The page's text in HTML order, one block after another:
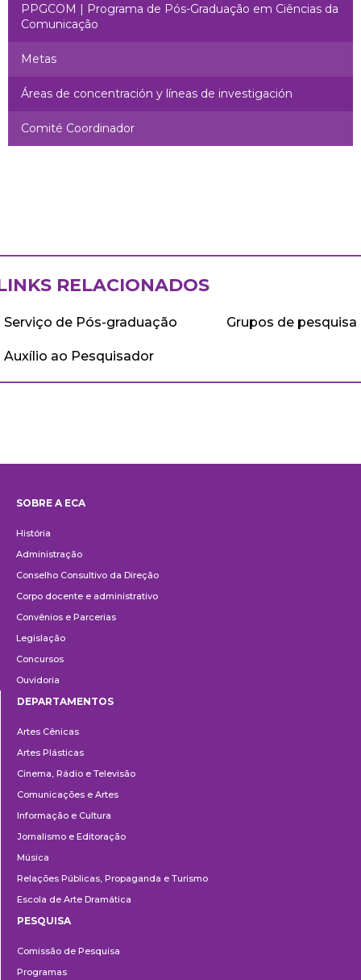
PPGCOM | Programa de Pós-Graduação em Ciências da
Comunicação
Metas
Áreas de concentración y líneas de investigación
Comité Coordinador
RELACIONADOS
Serviço de Pós-graduação Grupos de pesquisa
Auxílio ao Pesquisador
SOBRE A ECA
História
Administração
Conselho Consultivo da Direção
Corpo docente e administrativo
Convênios e Parcerias
Legislação
Concursos
Ouvidoria
DEPARTAMENTOS
Artes Cênicas
Artes Plásticas
Cinema, Rádio e Televisão
Comunicações e Artes
Informação e Cultura
Jornalismo e Editoração
Música
Relações Públicas, Propaganda e Turismo
Escola de Arte Dramática
PESQUISA
Comissão de Pesquisa
Programas